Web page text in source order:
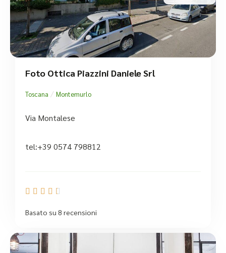
Foto Ottica Piazzini Daniele Srl
Toscana / Montemurlo
Via Montalese
tel:+39 0574 798812
    
Basato su 8 recensioni